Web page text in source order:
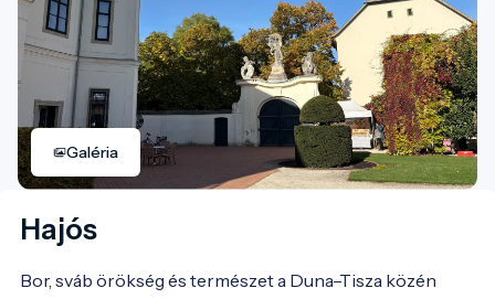
Galéria
Hajós
Bor, sváb örökség és természet a Duna–Tisza közén